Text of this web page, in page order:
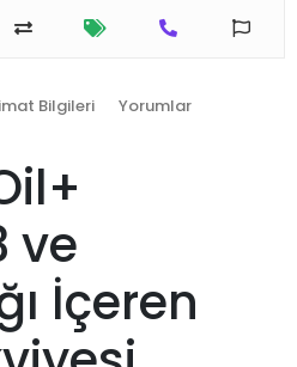
Bilgileri Yorumlar
ve
İçeren